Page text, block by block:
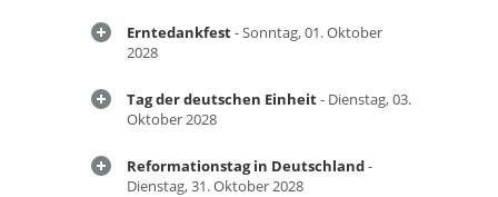
Erntedankfest- Sonntag, 01. Oktober
2028
Tag der deutschen Einheit- Dienstag, 03.
Oktober 2028
Reformationstag in Deutschland-
Dienstag, 31. Oktober 2028